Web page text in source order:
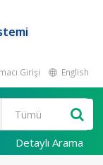
Girişi English
Detaylı Arama